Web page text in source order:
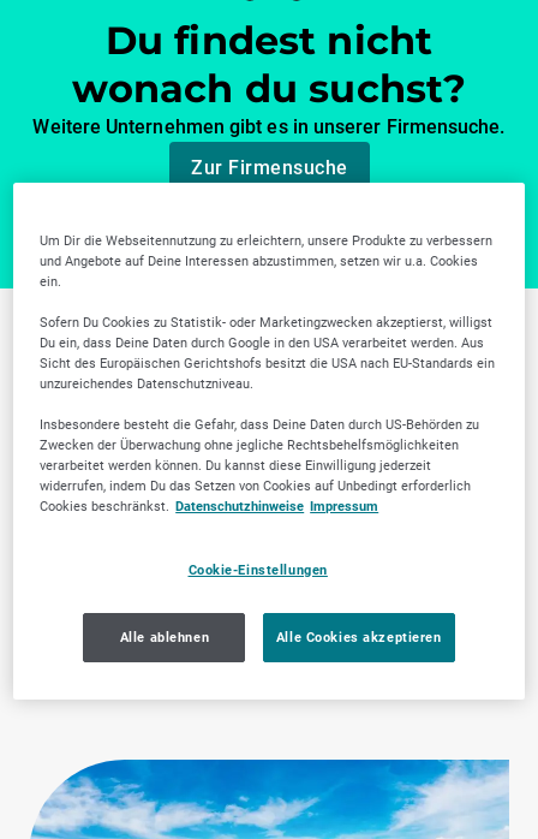
Du findest nicht
wonach du suchst?
Weitere Unternehmen gibt es in unserer Firmensuche.
Zur Firmensuche
Weitere Branchen in
Erfurt
Immobilien,
Grundstücke &
Wohnungswesen
Dienstleistungen
Um Dir die Webseitennutzung zu erleichtern, unsere Produkte zu verbessern
und Angebote auf Deine Interessen abzustimmen, setzen wir u.a. Cookies
ein.
Sofern Du Cookies zu Statistik- oder Marketingzwecken akzeptierst, willigst
Du ein, dass Deine Daten durch Google in den USA verarbeitet werden. Aus
Sicht des Europäischen Gerichtshofs besitzt die USA nach EU-Standards ein
unzureichendes Datenschutzniveau.
Insbesondere besteht die Gefahr, dass Deine Daten durch US-Behörden zu
Zwecken der Überwachung ohne jegliche Rechtsbehelfsmöglichkeiten
verarbeitet werden können. Du kannst diese Einwilligung jederzeit
widerrufen, indem Du das Setzen von Cookies auf Unbedingt erforderlich
Cookies beschränkst. Datenschutzhinweise Impressum
Cookie-Einstellungen
Alle ablehnen Alle Cookies akzeptieren